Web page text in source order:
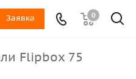
0
Заявка